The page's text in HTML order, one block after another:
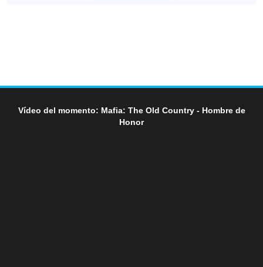
Vídeo del momento: Mafia: The Old Country - Hombre de
Honor